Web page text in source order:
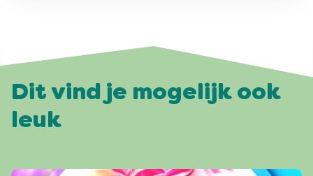
Dit vind je mogelijk ook
leuk